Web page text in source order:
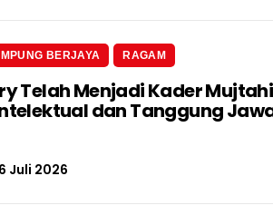
BERJAYA RAGAM
Telah Menjadi Kader
dan Tanggung
6 Juli 2026